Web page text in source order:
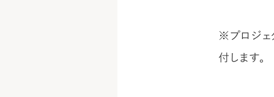
※プロジェ
付します。